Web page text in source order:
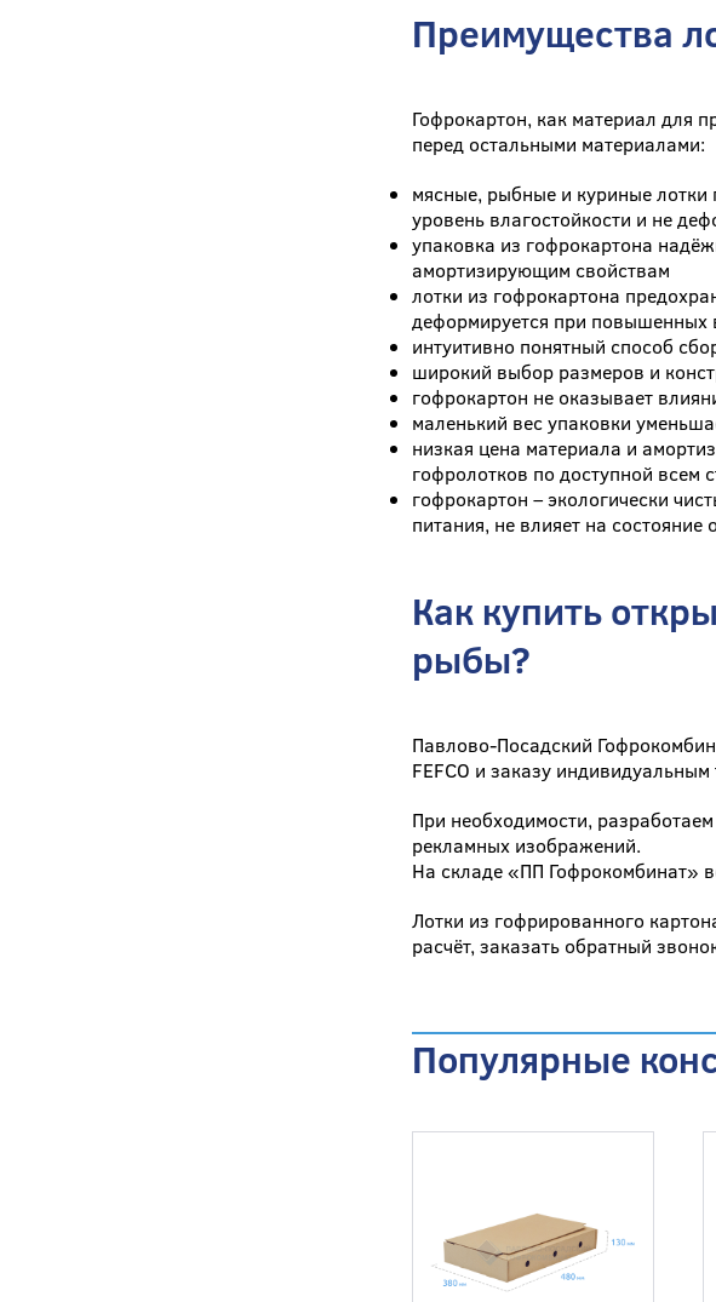
Преимущества
Гофрокартон, как материал для
перед остальными материалами:
мясные, рыбные и куриные
уровень влагостойкости и не
упаковка из гофрокартона
амортизирующим свойствам
лотки из гофрокартона
деформируется при повышенных
интуитивно понятный способ
широкий выбор размеров и
гофрокартон не оказывает
маленький вес упаковки
низкая цена материала и
гофролотков по доступной всем
гофрокартон – экологически
питания, не влияет на
Как купить
рыбы?
Павлово-Посадский
FEFCO и заказу
При необходимости,
рекламных изображений.
На складе «ПП Гофрокомбинат»
Лотки из гофрированного
расчёт, заказать обратный
Популярные